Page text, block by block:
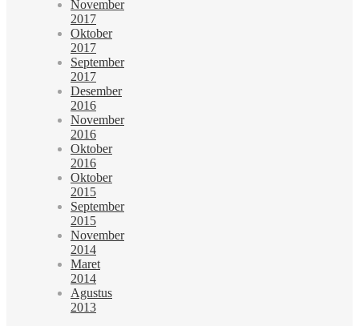
November
2017
Oktober
2017
September
2017
Desember
2016
November
2016
Oktober
2016
Oktober
2015
September
2015
November
2014
Maret
2014
Agustus
2013